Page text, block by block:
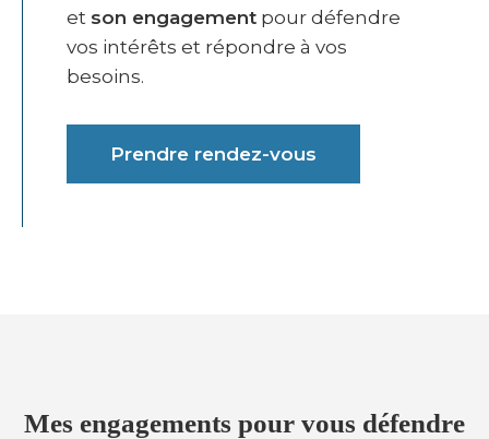
et son engagement pour défendre
vos intérêts et répondre à vos
besoins.
Prendre rendez-vous
Mes engagements pour vous défendre